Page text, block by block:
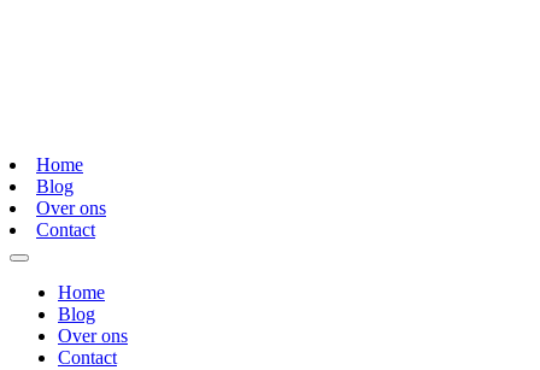
Home
Blog
Over ons
Contact
Home
Blog
Over ons
Contact